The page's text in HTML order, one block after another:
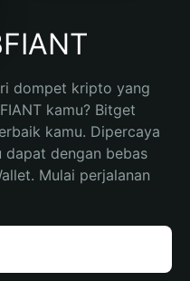
dompet kripto yang
kamu? Bitget
kamu. Dipercaya
dapat dengan bebas
Mulai perjalanan